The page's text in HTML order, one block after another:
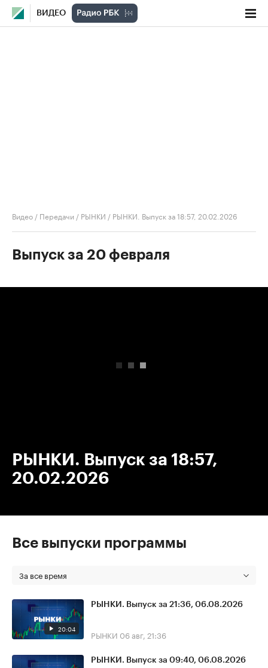
ВИДЕО
Видео / Передачи / РЫНКИ / РЫНКИ. Выпуск за 18:57, 20.02.2026
Выпуск за 20 февраля
РЫНКИ. Выпуск за 18:57,
20.02.2026
Все выпуски программы
За все время
20:04
РЫНКИ. Выпуск за 21:36, 06.08.2026
РЫНКИ 06 авг, 21:36
РЫНКИ. Выпуск за 09:40, 06.08.2026